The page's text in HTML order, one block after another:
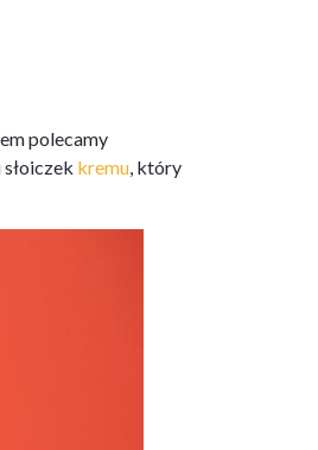
polecamy
kremu, który